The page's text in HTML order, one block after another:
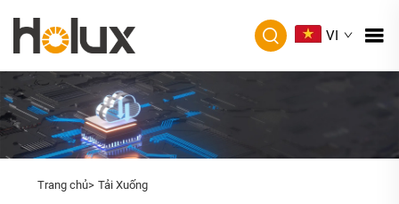
VI
Trang chủ> Tải Xuống